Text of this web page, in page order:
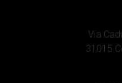
annunci, fornire le
cui utilizzi il nostro sito ai
di analisi dei dati web,
potrebbero combinarle
Via
31015